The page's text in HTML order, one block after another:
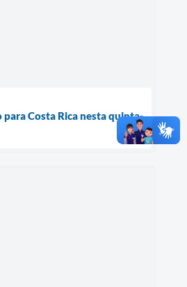
para Costa Rica nesta quinta-